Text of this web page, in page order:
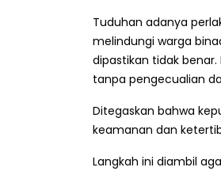
Tuduhan adanya
melindungi warga
dipastikan tidak
tanpa pengecualian
Ditegaskan bahwa
keamanan dan
Langkah ini diambil